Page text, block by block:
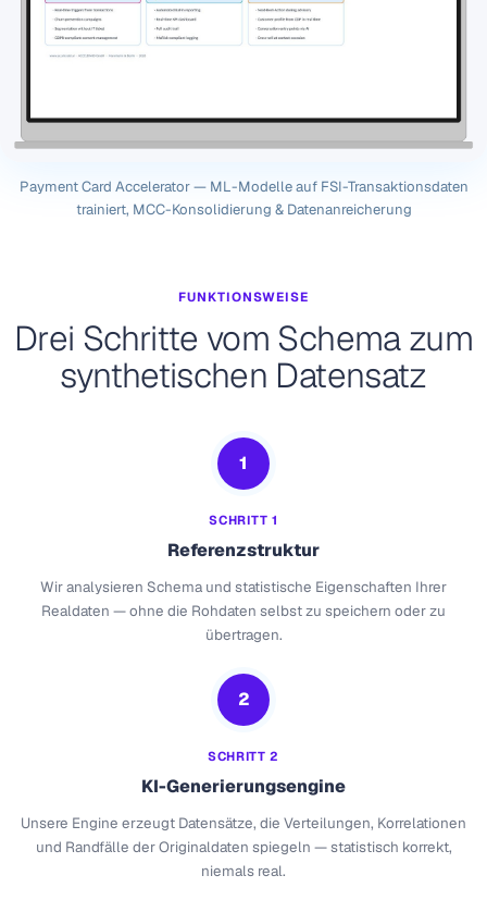
Payment Card Accelerator — ML-Modelle auf FSI-Transaktionsdaten
trainiert, MCC-Konsolidierung & Datenanreicherung
FUNKTIONSWEISE
Drei Schritte vom Schema zum
synthetischen Datensatz
1
SCHRITT 1
Referenzstruktur
Wir analysieren Schema und statistische Eigenschaften Ihrer
Realdaten — ohne die Rohdaten selbst zu speichern oder zu
übertragen.
2
SCHRITT 2
KI-Generierungsengine
Unsere Engine erzeugt Datensätze, die Verteilungen, Korrelationen
und Randfälle der Originaldaten spiegeln — statistisch korrekt,
niemals real.